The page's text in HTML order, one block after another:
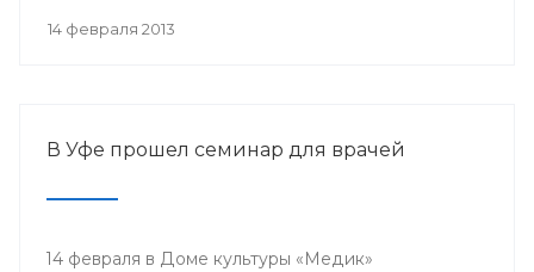
патронатом Международного общества детских
14 февраля 2013
В Уфе прошел семинар для врачей
14 февраля в Доме культуры «Медик»